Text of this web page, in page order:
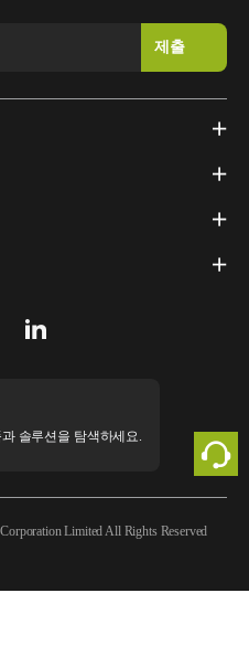
솔루션을 탐색하세요.
Limited All Rights Reserved